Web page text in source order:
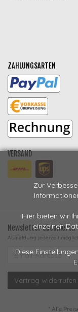
Zur
Hier bieten wir
einzelnen
Diese
ZAHLUNGSARTEN
VERSAND
Newsletter abonnieren
Abmeldung jederzeit
EMAIL-
Vertrag widerrufen
* Alle